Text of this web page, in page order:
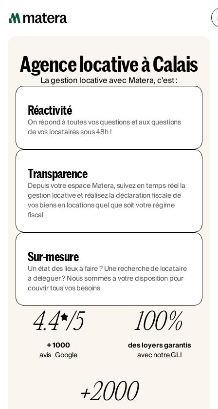
Agence locative à Calais
La gestion locative avec Matera, c’est :
Réactivité
On répond à toutes vos questions et aux questions
de vos locataires sous 48h !
Transparence
Depuis votre espace Matera, suivez en temps réel la
gestion locative et réalisez la déclaration fiscale de
vos biens en locations quel que soit votre régime
fiscal
Sur-mesure
Un état des lieux à faire ? Une recherche de locataire
à déléguer ? Nous sommes à votre disposition pour
couvrir tous vos besoins
4.4 /5
+ 1000
avis Google
100%
des loyers garantis
avec notre GLI
+2000